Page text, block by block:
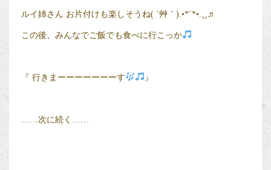
ルイ姉さん お片付けも楽しそうね( ´艸｀).•*¨*•.¸¸♬
この後、みんなでご飯でも食べに行こっか
『 行きまーーーーーーーす 』
……次に続く……